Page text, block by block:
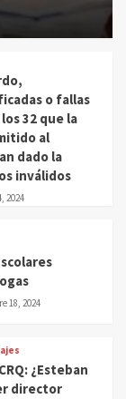
o fallas
32 que la
al
dado la
inválidos
2024
18, 2024
¿Esteban
director